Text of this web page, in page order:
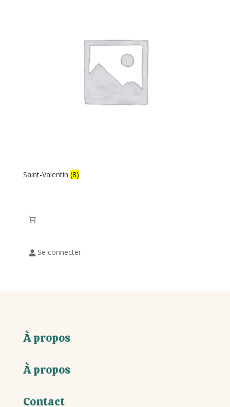
Saint-Valentin (8)
Se connecter
À propos
À propos
Contact